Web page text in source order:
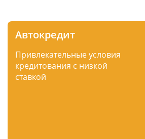
Автокредит
Привлекательные условия
кредитования с низкой
ставкой